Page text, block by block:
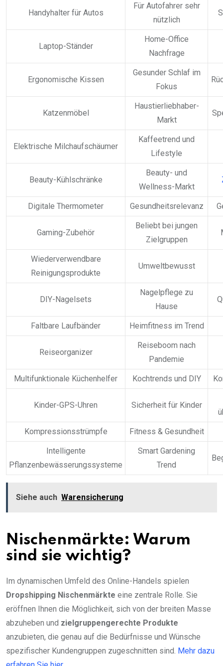
Handyhalter für Autos
Für Autofahrer sehr
nützlich
Laptop-Ständer
Home-Office
Nachfrage
Ergonomische Kissen
Gesunder Schlaf im
Fokus
Katzenmöbel
Haustierliebhaber-
Markt
Elektrische Milchaufschäumer
Kaffeetrend und
Lifestyle
Beauty-Kühlschränke
Beauty- und
Wellness-Markt
Digitale Thermometer Gesundheitsrelevanz
Gaming-Zubehör
Beliebt bei jungen
Zielgruppen
Wiederverwendbare
Reinigungsprodukte
Umweltbewusst
DIY-Nagelsets
Nagelpflege zu
Hause
Faltbare Laufbänder Heimfitness im Trend
Reiseorganizer
Reiseboom nach
Pandemie
Multifunktionale Küchenhelfer Kochtrends und DIY
Kinder-GPS-Uhren Sicherheit für Kinder
Kompressionsstrümpfe Fitness & Gesundheit
Intelligente
Pflanzenbewässerungssysteme
Smart Gardening
Trend
Siehe auch Warensicherung
Nischenmärkte: Warum
sind sie wichtig?
Im dynamischen Umfeld des Online-Handels spielen
Dropshipping Nischenmärkte eine zentrale Rolle. Sie
eröffnen Ihnen die Möglichkeit, sich von der breiten Masse
abzuheben und zielgruppengerechte Produkte
anzubieten, die genau auf die Bedürfnisse und Wünsche
spezifischer Kundengruppen zugeschnitten sind. Mehr dazu